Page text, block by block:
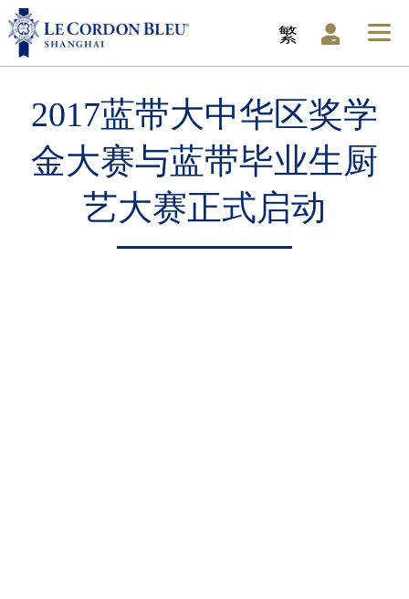
繁
2017蓝带大中华区奖学
金大赛与蓝带毕业生厨
艺大赛正式启动